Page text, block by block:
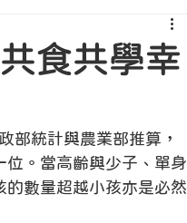
食共學幸
部統計與農業部推算，
。當高齡與少子、單身
的數量超越小孩亦是必然